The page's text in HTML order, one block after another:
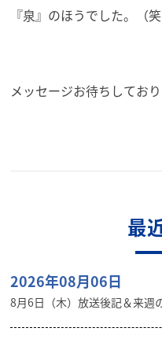
『泉』のほうでした。（笑
メッセージお待ちしており
最
2026年08月06日
8月6日（木）放送後記＆来週